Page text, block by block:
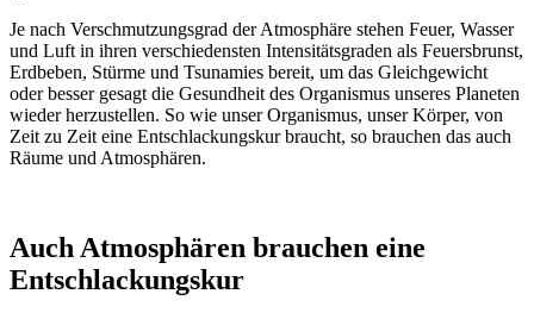
Je nach Verschmutzungsgrad der Atmosphäre stehen Feuer, Wasser
und Luft in ihren verschiedensten Intensitätsgraden als Feuersbrunst,
Erdbeben, Stürme und Tsunamies bereit, um das Gleichgewicht
oder besser gesagt die Gesundheit des Organismus unseres Planeten
wieder herzustellen. So wie unser Organismus, unser Körper, von
Zeit zu Zeit eine Entschlackungskur braucht, so brauchen das auch
Räume und Atmosphären.
Auch Atmosphären brauchen eine
Entschlackungskur